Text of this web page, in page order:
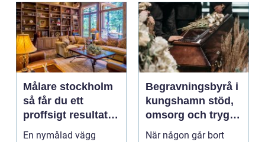
Målare stockholm
så får du ett
proffsigt resultat
hemma
En nymålad vägg
Begravningsbyrå i
kungshamn stöd,
omsorg och trygg
vägledning
När någon går bort